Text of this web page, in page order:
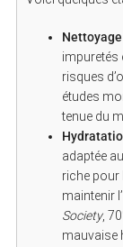
Nettoyage
impuretés
risques
études
tenue du
adaptée
riche pour
maintenir
Society,
mauvaise